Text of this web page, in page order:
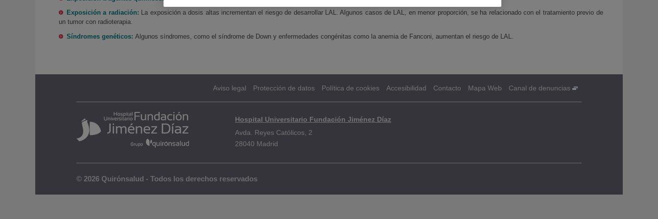
Exposición a radiación: La exposición a dosis altas incrementan el riesgo de desarrollar LAL. Algunos casos de LAL, en menor proporción, se ha relacionado con el tratamiento previo de
un tumor con radioterapia.
Síndromes genéticos:Algunos síndromes, como el síndrome de Down y enfermedades congénitas como la anemia de Fanconi, aumentan el riesgo de LAL.
Aviso legal Protección de datos Política de cookies Accesibilidad Contacto Mapa Web Canal de denuncias
Hospital Universitario Fundación Jiménez Díaz
Avda. Reyes Católicos, 2
28040 Madrid
© 2026 Quirónsalud - Todos los derechos reservados